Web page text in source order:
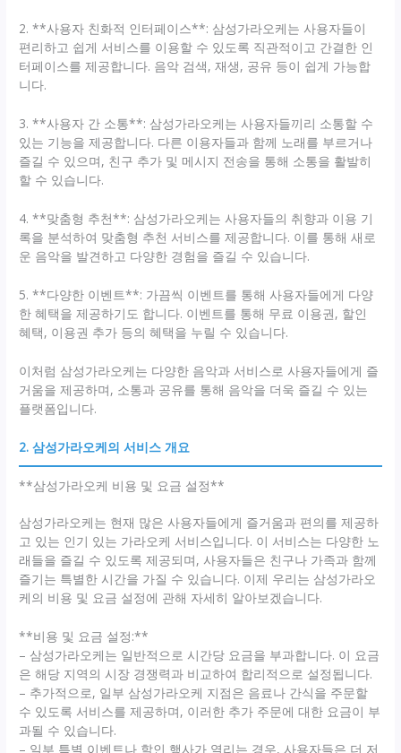
2. **사용자 친화적 인터페이스**: 삼성가라오케는 사용자들이
편리하고 쉽게 서비스를 이용할 수 있도록 직관적이고 간결한 인
터페이스를 제공합니다. 음악 검색, 재생, 공유 등이 쉽게 가능합
니다.
3. **사용자 간 소통**: 삼성가라오케는 사용자들끼리 소통할 수
있는 기능을 제공합니다. 다른 이용자들과 함께 노래를 부르거나
즐길 수 있으며, 친구 추가 및 메시지 전송을 통해 소통을 활발히
할 수 있습니다.
4. **맞춤형 추천**: 삼성가라오케는 사용자들의 취향과 이용 기
록을 분석하여 맞춤형 추천 서비스를 제공합니다. 이를 통해 새로
운 음악을 발견하고 다양한 경험을 즐길 수 있습니다.
5. **다양한 이벤트**: 가끔씩 이벤트를 통해 사용자들에게 다양
한 혜택을 제공하기도 합니다. 이벤트를 통해 무료 이용권, 할인
혜택, 이용권 추가 등의 혜택을 누릴 수 있습니다.
이처럼 삼성가라오케는 다양한 음악과 서비스로 사용자들에게 즐
거움을 제공하며, 소통과 공유를 통해 음악을 더욱 즐길 수 있는
플랫폼입니다.
2. 삼성가라오케의 서비스 개요
**삼성가라오케 비용 및 요금 설정**
삼성가라오케는 현재 많은 사용자들에게 즐거움과 편의를 제공하
고 있는 인기 있는 가라오케 서비스입니다. 이 서비스는 다양한 노
래들을 즐길 수 있도록 제공되며, 사용자들은 친구나 가족과 함께
즐기는 특별한 시간을 가질 수 있습니다. 이제 우리는 삼성가라오
케의 비용 및 요금 설정에 관해 자세히 알아보겠습니다.
**비용 및 요금 설정:**
– 삼성가라오케는 일반적으로 시간당 요금을 부과합니다. 이 요금
은 해당 지역의 시장 경쟁력과 비교하여 합리적으로 설정됩니다.
– 추가적으로, 일부 삼성가라오케 지점은 음료나 간식을 주문할
수 있도록 서비스를 제공하며, 이러한 추가 주문에 대한 요금이 부
과될 수 있습니다.
– 일부 특별 이벤트나 할인 행사가 열리는 경우, 사용자들은 더 저